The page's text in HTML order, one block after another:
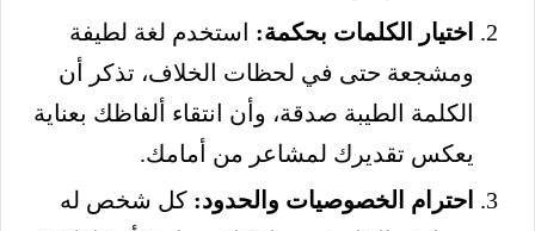
اختيار الكلمات بحكمة: استخدم لغة لطيفة
ومشجعة حتى في لحظات الخلاف، تذكر أن
الكلمة الطيبة صدقة، وأن انتقاء ألفاظك بعناية
يعكس تقديرك لمشاعر من أمامك.
احترام الخصوصيات والحدود: كل شخص له